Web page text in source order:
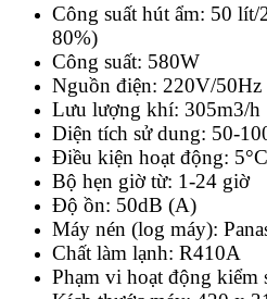
Công suất hút ẩm: 50
80%)
Công suất: 580W
Nguồn điện: 220V/50Hz
Lưu lượng khí: 305m3/h
Diện tích sử dung: 50-
Điều kiện hoạt động:
Bộ hẹn giờ từ: 1-24 giờ
Độ ồn: 50dB (A)
Máy nén (log máy):
Chất làm lạnh: R410A
Phạm vi hoạt động kiểm